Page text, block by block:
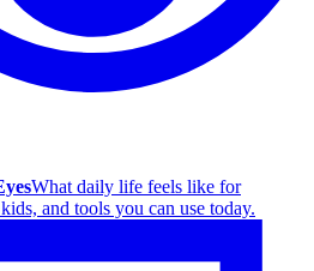
What daily life feels like for
and tools you can use today.